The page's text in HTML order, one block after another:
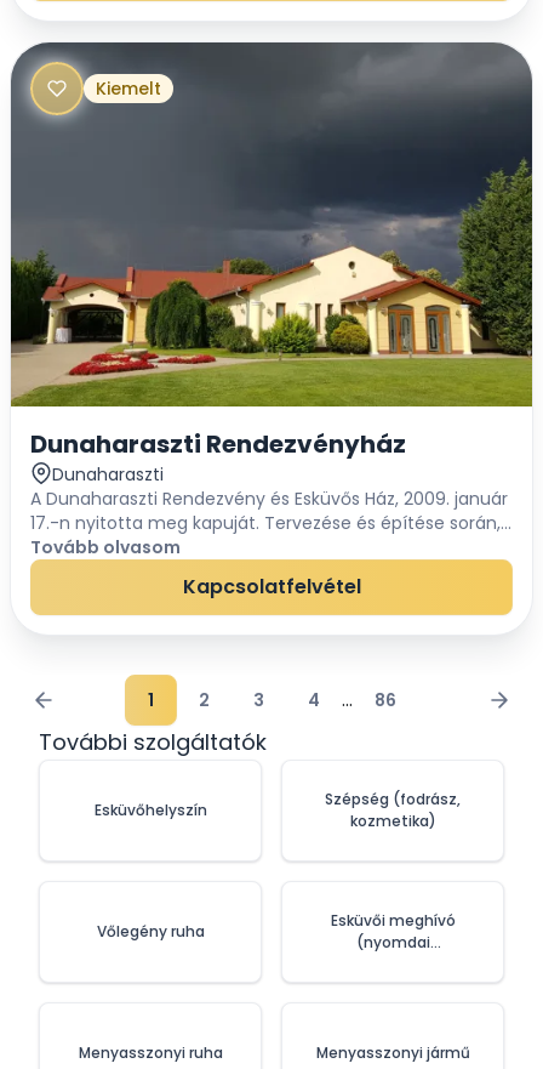
Dunaharaszti Rendezvényház
Dunaharaszti
A Dunaharaszti Rendezvény és Esküvős Ház, 2009. január
17.-n nyitotta meg kapuját. Tervezése és építése során,
elsődleges szempont volt, a Házban tartandó esküvőkön
résztvevő párok és vendégeik kényel...
Tovább olvasom
Kapcsolatfelvétel
Kiemelt
1 2 3 4 ... 86
További szolgáltatók
Esküvőhelyszín
Vőlegény ruha
Menyasszonyi ruha
Szépség (fodrász,
kozmetika)
Esküvői meghívó
(nyomdai
Menyasszonyi jármű